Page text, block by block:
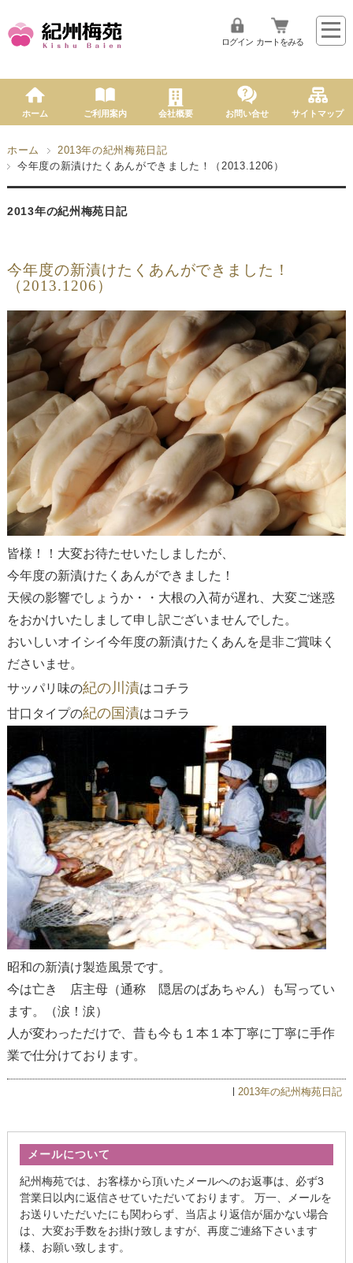
ログイン カートをみる
ホーム ご利用案内 会社概要 お問い合せ サイトマップ
ホーム
2013年の紀州梅苑日記
今年度の新漬けたくあんができました！（2013.1206）
2013年の紀州梅苑日記
今年度の新漬けたくあんができました！
（2013.1206）
皆様！！大変お待たせいたしましたが、
今年度の新漬けたくあんができました！
天候の影響でしょうか・・大根の入荷が遅れ、大変ご迷惑
をおかけいたしまして申し訳ございませんでした。
おいしいオイシイ今年度の新漬けたくあんを是非ご賞味く
ださいませ。
サッパリ味の紀の川漬はコチラ
甘口タイプの紀の国漬はコチラ
昭和の新漬け製造風景です。
今は亡き 店主母（通称 隠居のばあちゃん）も写ってい
ます。（涙！涙）
人が変わっただけで、昔も今も１本１本丁寧に丁寧に手作
業で仕分けております。
2013年の紀州梅苑日記
メールについて
紀州梅苑では、お客様から頂いたメールへのお返事は、必ず3
営業日以内に返信させていただいております。 万一、メールを
お送りいただいたにも関わらず、当店より返信が届かない場合
は、大変お手数をお掛け致しますが、再度ご連絡下さいます
様、お願い致します。